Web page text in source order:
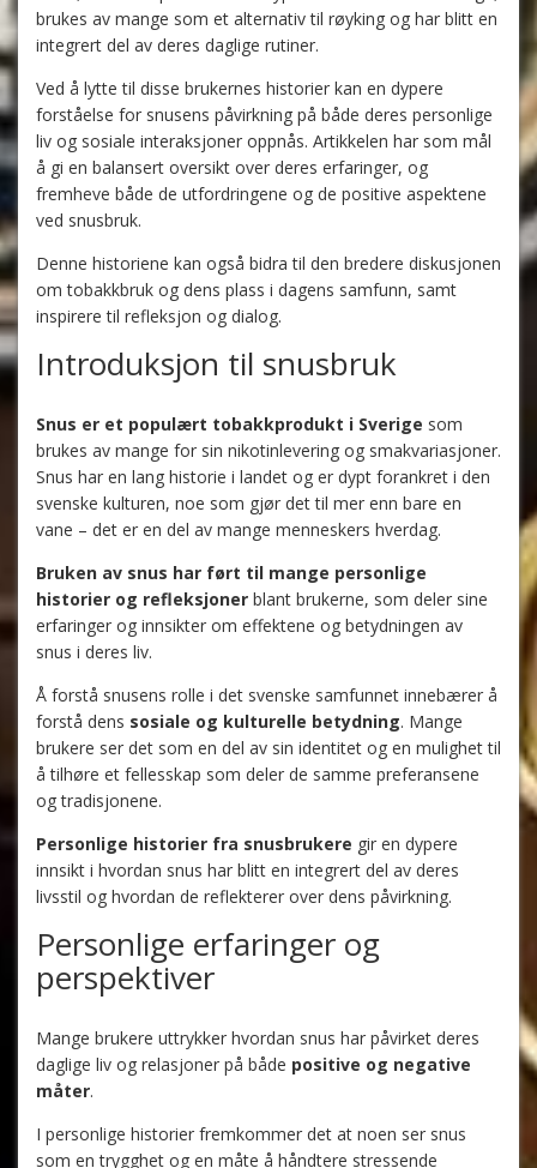
brukes av mange som et alternativ til røyking og har blitt en
integrert del av deres daglige rutiner.
Ved å lytte til disse brukernes historier kan en dypere
forståelse for snusens påvirkning på både deres personlige
liv og sosiale interaksjoner oppnås. Artikkelen har som mål
å gi en balansert oversikt over deres erfaringer, og
fremheve både de utfordringene og de positive aspektene
ved snusbruk.
Denne historiene kan også bidra til den bredere diskusjonen
om tobakkbruk og dens plass i dagens samfunn, samt
inspirere til refleksjon og dialog.
Introduksjon til snusbruk
Snus er et populært tobakkprodukt i Sverige som
brukes av mange for sin nikotinlevering og smakvariasjoner.
Snus har en lang historie i landet og er dypt forankret i den
svenske kulturen, noe som gjør det til mer enn bare en
vane – det er en del av mange menneskers hverdag.
Bruken av snus har ført til mange personlige
historier og refleksjoner blant brukerne, som deler sine
erfaringer og innsikter om effektene og betydningen av
snus i deres liv.
Å forstå snusens rolle i det svenske samfunnet innebærer å
forstå dens sosiale og kulturelle betydning. Mange
brukere ser det som en del av sin identitet og en mulighet til
å tilhøre et fellesskap som deler de samme preferansene
og tradisjonene.
Personlige historier fra snusbrukere gir en dypere
innsikt i hvordan snus har blitt en integrert del av deres
livsstil og hvordan de reflekterer over dens påvirkning.
Personlige erfaringer og
perspektiver
Mange brukere uttrykker hvordan snus har påvirket deres
daglige liv og relasjoner på både positive og negative
måter.
I personlige historier fremkommer det at noen ser snus
som en trygghet og en måte å håndtere stressende